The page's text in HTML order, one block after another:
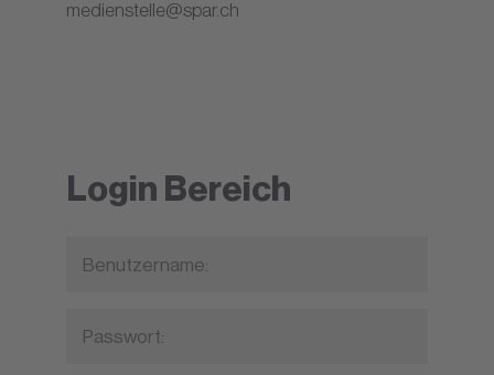
medienstelle@spar.ch
Login Bereich